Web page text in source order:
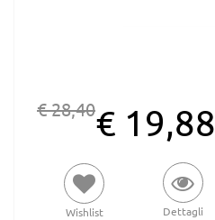
€ 28,40€ 19,88
Wishlist Dettagli